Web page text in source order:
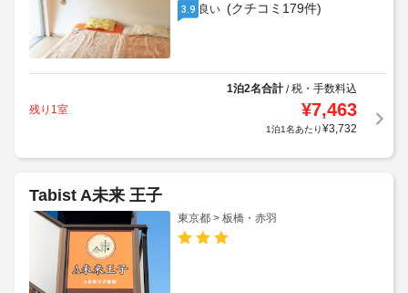
3.9 良い (クチコミ179件)
1泊2名合計/税・手数料込
残り1室
¥7,463
1泊1名あたり¥3,732
Tabist A未来 王子
東京都 > 板橋・赤羽